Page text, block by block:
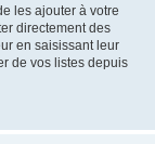
les ajouter à votre
directement des
en saisissant leur
de vos listes depuis